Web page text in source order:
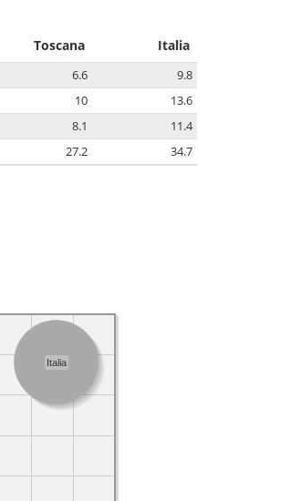
Toscana Italia
6.6
9.8
10
13.6
8.1
11.4
27.2 34.7
Italia